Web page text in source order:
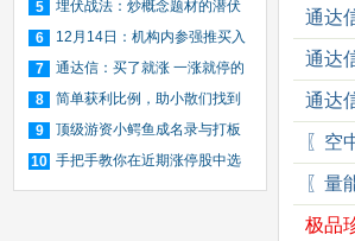
5
埋伏战法：炒概念题材的潜伏
时机与仓位管理（图解）
6
12月14日：机构内参强推买入
14只暴涨股（名单）
7
通达信：买了就涨 一涨就停的
选股技巧
8
简单获利比例，助小散们找到
小牛股－－通达信、大智慧通用
9
顶级游资小鳄鱼成名录与打板
手法
10 手把手教你在近期涨停股中选
出趋势股（图解）
通达
通达
通达
〖空
〖量
极品